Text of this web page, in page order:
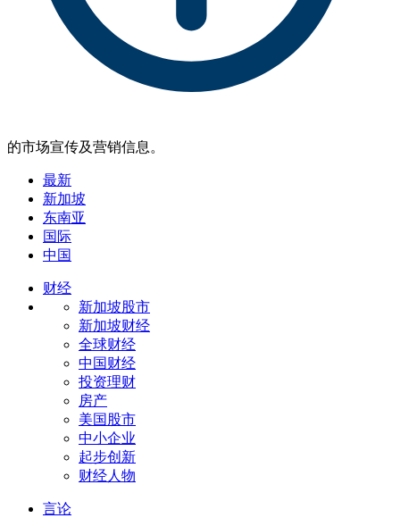
的市场宣传及营销信息。
最新
新加坡
东南亚
国际
中国
财经
新加坡股市
新加坡财经
全球财经
中国财经
投资理财
房产
美国股市
中小企业
起步创新
财经人物
言论